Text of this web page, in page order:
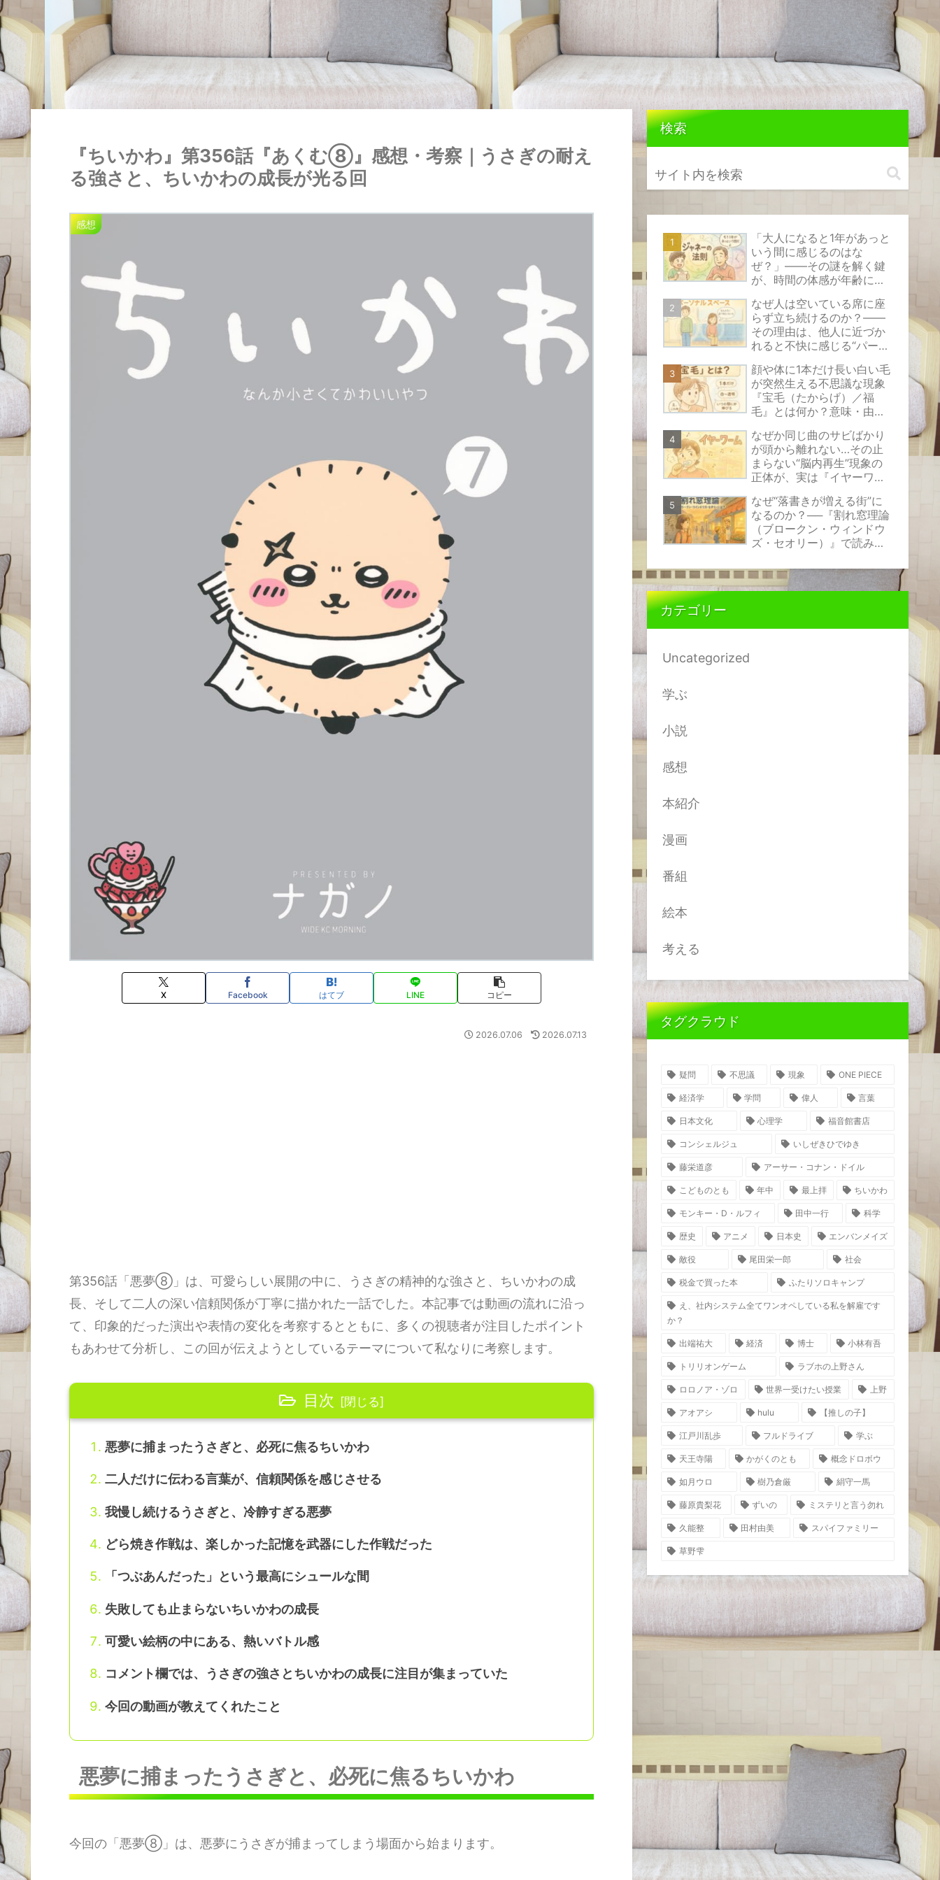
『ちいかわ』第356話『あくむ⑧』感想・考察｜うさぎの耐え
る強さと、ちいかわの成長が光る回
感想
X Facebook はてブ LINE コピー
2026.07.06 2026.07.13
第356話「悪夢⑧」は、可愛らしい展開の中に、うさぎの精神的な強さと、ちいかわの成
長、そして二人の深い信頼関係が丁寧に描かれた一話でした。本記事では動画の流れに沿っ
て、印象的だった演出や表情の変化を考察するとともに、多くの視聴者が注目したポイント
もあわせて分析し、この回が伝えようとしているテーマについて私なりに考察します。
目次
悪夢に捕まったうさぎと、必死に焦るちいかわ
二人だけに伝わる言葉が、信頼関係を感じさせる
我慢し続けるうさぎと、冷静すぎる悪夢
どら焼き作戦は、楽しかった記憶を武器にした作戦だった
「つぶあんだった」という最高にシュールな間
失敗しても止まらないちいかわの成長
可愛い絵柄の中にある、熱いバトル感
コメント欄では、うさぎの強さとちいかわの成長に注目が集まっていた
今回の動画が教えてくれたこと
悪夢に捕まったうさぎと、必死に焦るちいかわ
今回の「悪夢⑧」は、悪夢にうさぎが捕まってしまう場面から始まります。
検索
「大人になると1年があっと
いう間に感じるのはな
ぜ？」――その謎を解く鍵
が、時間の体感が年齢によ
ャネーの法則』です。
なぜ人は空いている席に座
らず立ち続けるのか？――
その理由は、他人に近づか
れると不快に感じる“パーソ
い心のバリアにあります。
顔や体に1本だけ長い白い毛
が突然生える不思議な現象
『宝毛（たからげ）／福
毛』とは何か？意味・由
きる対処法をやさしく解説
なぜか同じ曲のサビばかり
が頭から離れない…その止
まらない“脳内再生”現象の
正体が、実は『イヤーワー
す。
なぜ“落書きが増える街”に
なるのか？──『割れ窓理論
（ブロークン・ウィンドウ
ズ・セオリー）』で読み解
インの正体
カテゴリー
Uncategorized
学ぶ
小説
感想
本紹介
漫画
番組
絵本
考える
タグクラウド
疑問 不思議 現象 ONE PIECE
経済学 学問 偉人 言葉
日本文化 心理学 福音館書店
コンシェルジュ いしぜきひでゆき
藤栄道彦 アーサー・コナン・ドイル
こどものとも 年中 最上拝 ちいかわ
モンキー・D・ルフィ 田中一行 科学
歴史 アニメ 日本史 エンバンメイズ
敵役 尾田栄一郎 社会
税金で買った本 ふたりソロキャンプ
え、社内システム全てワンオペしている私を解雇です
か？
出端祐大 経済 博士 小林有吾
トリリオンゲーム ラブホの上野さん
ロロノア・ゾロ 世界一受けたい授業 上野
アオアシ hulu 【推しの子】
江戸川乱歩 フルドライブ 学ぶ
天王寺陽 かがくのとも 概念ドロボウ
如月ウロ 樹乃倉厳 絹守一馬
藤原貴梨花 ずいの ミステリと言う勿れ
久能整 田村由美 スパイファミリー
草野雫